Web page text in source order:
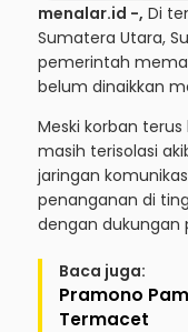
menalar.id -, Di
Sumatera Utara,
pemerintah
belum dinaikkan
Meski korban
masih terisolasi
jaringan
penanganan di
dengan dukungan
Baca juga:
Pramono
Termacet